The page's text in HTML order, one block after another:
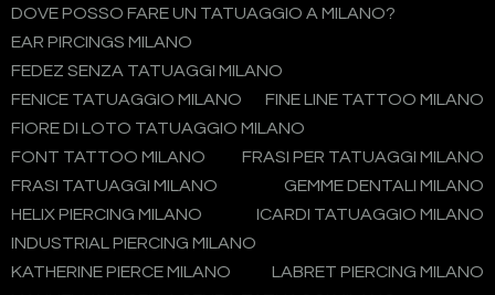
DOVE POSSO FARE UN TATUAGGIO A MILANO?
EAR PIRCINGS MILANO
FEDEZ SENZA TATUAGGI MILANO
FENICE TATUAGGIO MILANO
FINE LINE TATTOO MILANO
FIORE DI LOTO TATUAGGIO MILANO
FONT TATTOO MILANO
FRASI PER TATUAGGI MILANO
FRASI TATUAGGI MILANO
GEMME DENTALI MILANO
HELIX PIERCING MILANO
ICARDI TATUAGGIO MILANO
INDUSTRIAL PIERCING MILANO
KATHERINE PIERCE MILANO
LABRET PIERCING MILANO